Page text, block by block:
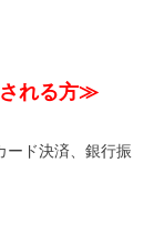
れる方≫
ード決済、銀行振